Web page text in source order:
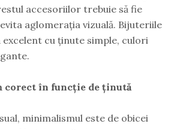
accesoriilor trebuie să fie
aglomerația vizuală. Bijuteriile
cu ținute simple, culori
corect în funcție de ținută
minimalismul este de obicei